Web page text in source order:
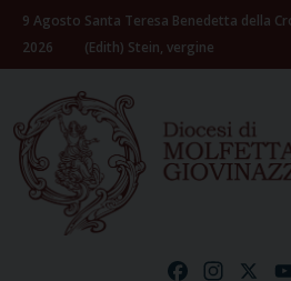
Skip
content
9 Agosto
2026
Santa Teresa Benedetta della
(Edith) Stein, vergine
Facebook